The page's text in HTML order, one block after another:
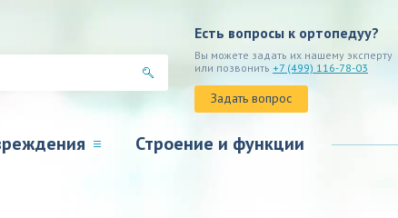
Есть вопросы к ортопедуу?
Вы можете задать их нашему эксперту
или позвонить +7 (499) 116-78-03
Задать вопрос
Строение и функции